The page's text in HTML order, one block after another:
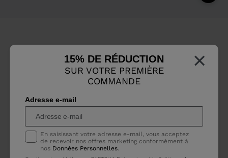
×
15% DE RÉDUCTION
SUR VOTRE PREMIÈRE
COMMANDE
Adresse e-mail
En saisissant votre adresse e-mail, vous acceptez
de recevoir nos offres marketing conformément à
nos Données Personnelles.